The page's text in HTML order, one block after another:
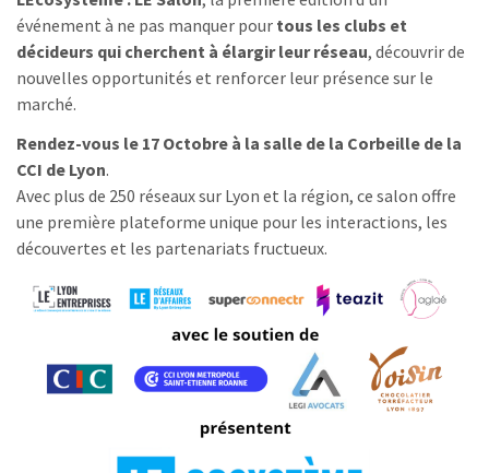
événement à ne pas manquer pour tous les clubs et
décideurs qui cherchent à élargir leur réseau, découvrir de
nouvelles opportunités et renforcer leur présence sur le
marché.
Rendez-vous le 17 Octobre à la salle de la Corbeille de la
CCI de Lyon.
Avec plus de 250 réseaux sur Lyon et la région, ce salon offre
une première plateforme unique pour les interactions, les
découvertes et les partenariats fructueux.